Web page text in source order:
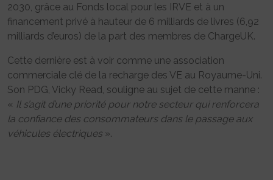
2030, grâce au Fonds local pour les IRVE et à un
financement privé à hauteur de 6 milliards de livres (6,92
milliards d’euros) de la part des membres de ChargeUK.
Cette dernière est à voir comme une association
commerciale clé de la recharge des VE au Royaume-Uni.
Son PDG, Vicky Read, souligne au sujet de cette manne :
« Il s’agit d’une priorité pour notre secteur qui renforcera
la confiance des consommateurs dans le passage aux
véhicules électriques».